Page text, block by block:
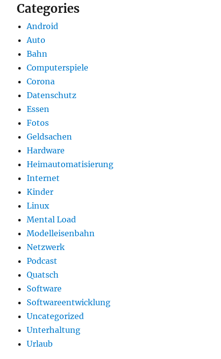
Categories
Android
Auto
Bahn
Computerspiele
Corona
Datenschutz
Essen
Fotos
Geldsachen
Hardware
Heimautomatisierung
Internet
Kinder
Linux
Mental Load
Modelleisenbahn
Netzwerk
Podcast
Quatsch
Software
Softwareentwicklung
Uncategorized
Unterhaltung
Urlaub